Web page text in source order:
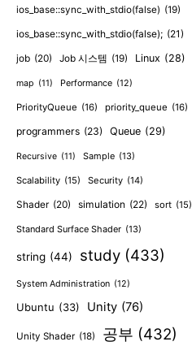
ios_base::sync_with_stdio(false) (19)
ios_base::sync_with_stdio(false); (21)
job (20) Job 시스템 (19) Linux (28)
map (11) Performance (12)
PriorityQueue (16) priority_queue (16)
programmers (23) Queue (29)
Recursive (11) Sample (13)
Scalability (15) Security (14)
Shader (20) simulation (22) sort (15)
Standard Surface Shader (13)
string (44) study (433)
System Administration (12)
Ubuntu (33) Unity (76)
Unity Shader (18) 공부 (432)